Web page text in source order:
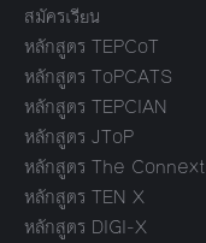
สมัครเรียน
หลักสูตร TEPCoT
หลักสูตร ToPCATS
หลักสูตร TEPCIAN
หลักสูตร JToP
หลักสูตร The Connext
หลักสูตร TEN X
หลักสูตร DIGI-X